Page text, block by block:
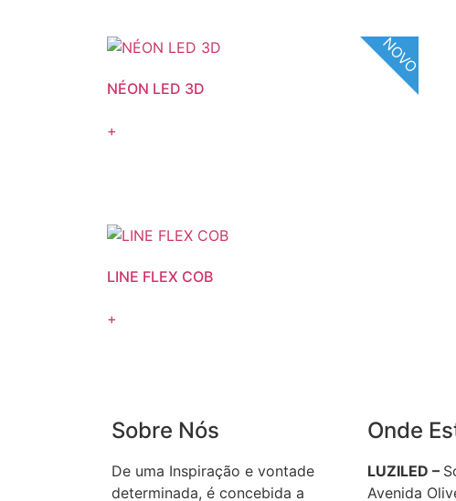
NOVO
NÉON LED 3D
+
LINE FLEX COB
+
Sobre Nós
De uma Inspiração e vontade
determinada, é concebida a
Onde
LUZILED –
Avenida